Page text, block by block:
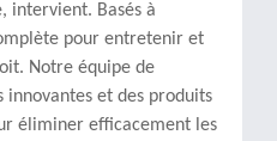
intervient. Basés à
pour entretenir et
Notre équipe de
innovantes et des produits
éliminer efficacement les